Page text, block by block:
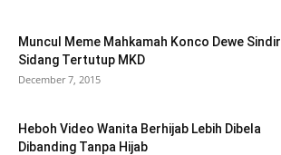
Muncul Meme Mahkamah Konco Dewe Sindir
Sidang Tertutup MKD
December 7, 2015
Heboh Video Wanita Berhijab Lebih Dibela
Dibanding Tanpa Hijab